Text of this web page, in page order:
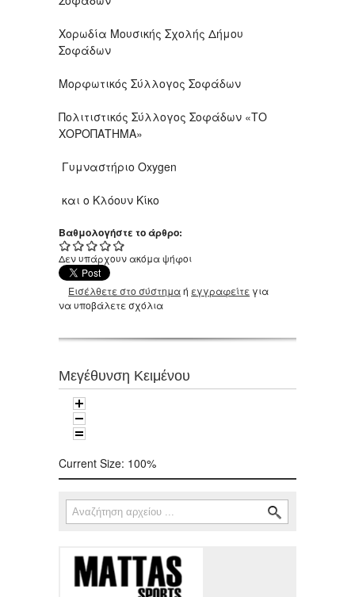
Χορωδία Μουσικής Σχολής Δήμου
Σοφάδων
Μορφωτικός Σύλλογος Σοφάδων
Πολιτιστικός Σύλλογος Σοφάδων «ΤΟ
ΧΟΡΟΠΑΤΗΜΑ»
Γυμναστήριο Oxygen
και ο Κλόουν Κίκο
Βαθμολογήστε το άρθρο:
Δεν υπάρχουν ακόμα ψήφοι
Εισέλθετε στο σύστημαή εγγραφείτε για
να υποβάλετε σχόλια
Μεγέθυνση Κειμένου
Current Size: 100%
Φόρμα αναζήτησης
Αναζήτηση